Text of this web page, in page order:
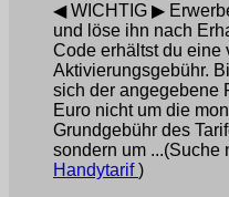
◀ WICHTIG ▶
und löse ihn nach
Code erhältst du eine
Aktivierungsgebühr.
sich der angegebene
Euro nicht um die
Grundgebühr des
sondern um ...(Suche
Handytarif)